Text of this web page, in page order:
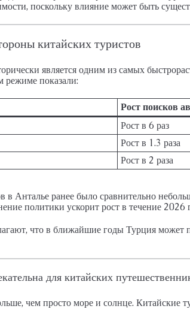
поскольку влияние может быть
китайских туристов
является одним из самых
режиме показали:
Рост поисков
Рост в 6 раз
Рост в 1.3 раза
Рост в 2 раза
в Анталье ранее было сравнительно
политики ускорит рост в течение 2026
что в ближайшие годы Турция может
для китайских
чем просто море и солнце. Китайские